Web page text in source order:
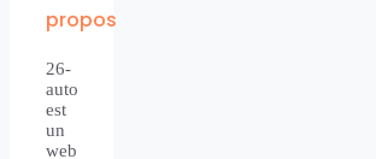
propos
26-
auto
est
un
web